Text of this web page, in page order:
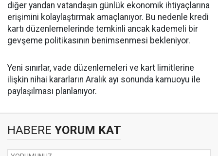
diğer yandan vatandaşın günlük ekonomik ihtiyaçlarına
erişimini kolaylaştırmak amaçlanıyor. Bu nedenle kredi
kartı düzenlemelerinde temkinli ancak kademeli bir
gevşeme politikasının benimsenmesi bekleniyor.
Yeni sınırlar, vade düzenlemeleri ve kart limitlerine
ilişkin nihai kararların Aralık ayı sonunda kamuoyu ile
paylaşılması planlanıyor.
HABERE YORUM KAT